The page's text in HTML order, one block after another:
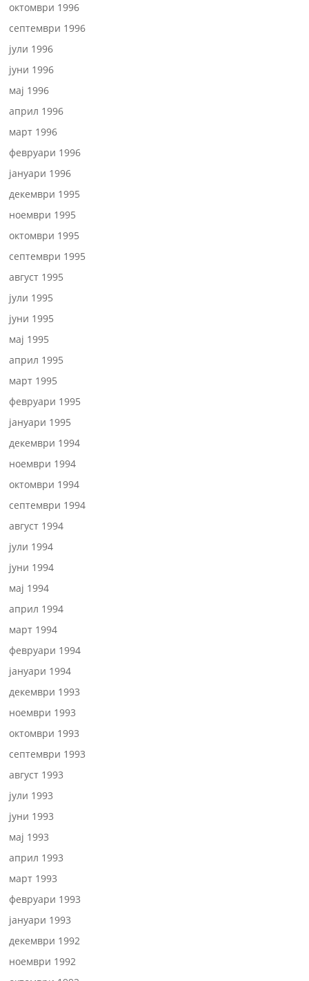
октомври 1996
септември 1996
јули 1996
јуни 1996
мај 1996
април 1996
март 1996
февруари 1996
јануари 1996
декември 1995
ноември 1995
октомври 1995
септември 1995
август 1995
јули 1995
јуни 1995
мај 1995
април 1995
март 1995
февруари 1995
јануари 1995
декември 1994
ноември 1994
октомври 1994
септември 1994
август 1994
јули 1994
јуни 1994
мај 1994
април 1994
март 1994
февруари 1994
јануари 1994
декември 1993
ноември 1993
октомври 1993
септември 1993
август 1993
јули 1993
јуни 1993
мај 1993
април 1993
март 1993
февруари 1993
јануари 1993
декември 1992
ноември 1992